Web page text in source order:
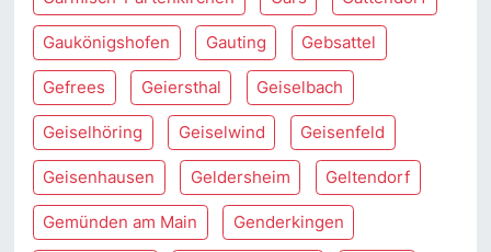
Gaukönigshofen Gauting Gebsattel
Gefrees Geiersthal Geiselbach
Geiselhöring Geiselwind Geisenfeld
Geisenhausen Geldersheim Geltendorf
Gemünden am Main Genderkingen